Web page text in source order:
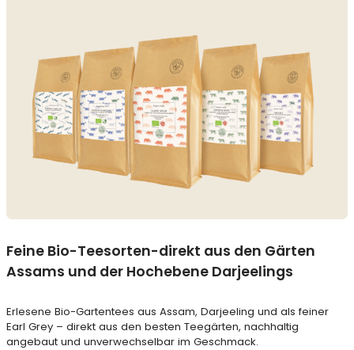
Feine Bio-Teesorten-direkt aus den Gärten
Assams und der Hochebene Darjeelings
Erlesene Bio-Gartentees aus Assam, Darjeeling und als feiner
Earl Grey – direkt aus den besten Teegärten, nachhaltig
angebaut und unverwechselbar im Geschmack.